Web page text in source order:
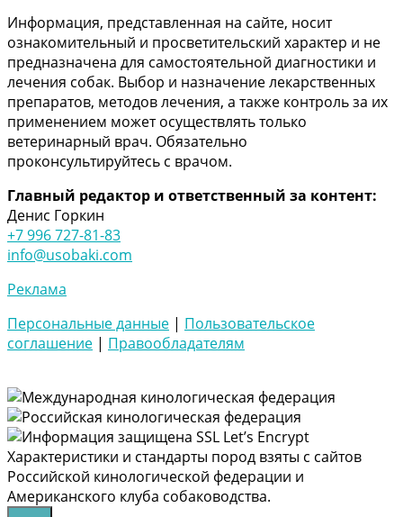
Информация, представленная на сайте, носит
ознакомительный и просветительский характер и не
предназначена для самостоятельной диагностики и
лечения собак. Выбор и назначение лекарственных
препаратов, методов лечения, а также контроль за их
применением может осуществлять только
ветеринарный врач. Обязательно
проконсультируйтесь c врачом.
Главный редактор и ответственный за контент:
Денис Горкин
+7 996 727-81-83
info@usobaki.com
Реклама
Персональные данные | Пользовательское
соглашение | Правообладателям
Характеристики и стандарты пород взяты с сайтов
Российской кинологической федерации и
Американского клуба собаководства.